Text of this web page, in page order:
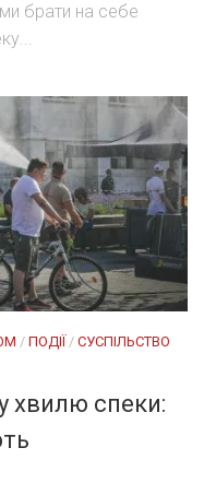
брати на себе
/ ПОДІЇ / СУСПІЛЬСТВО
хвилю спеки: